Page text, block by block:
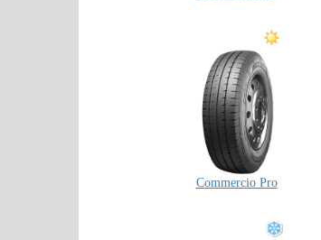
Commercio Pro